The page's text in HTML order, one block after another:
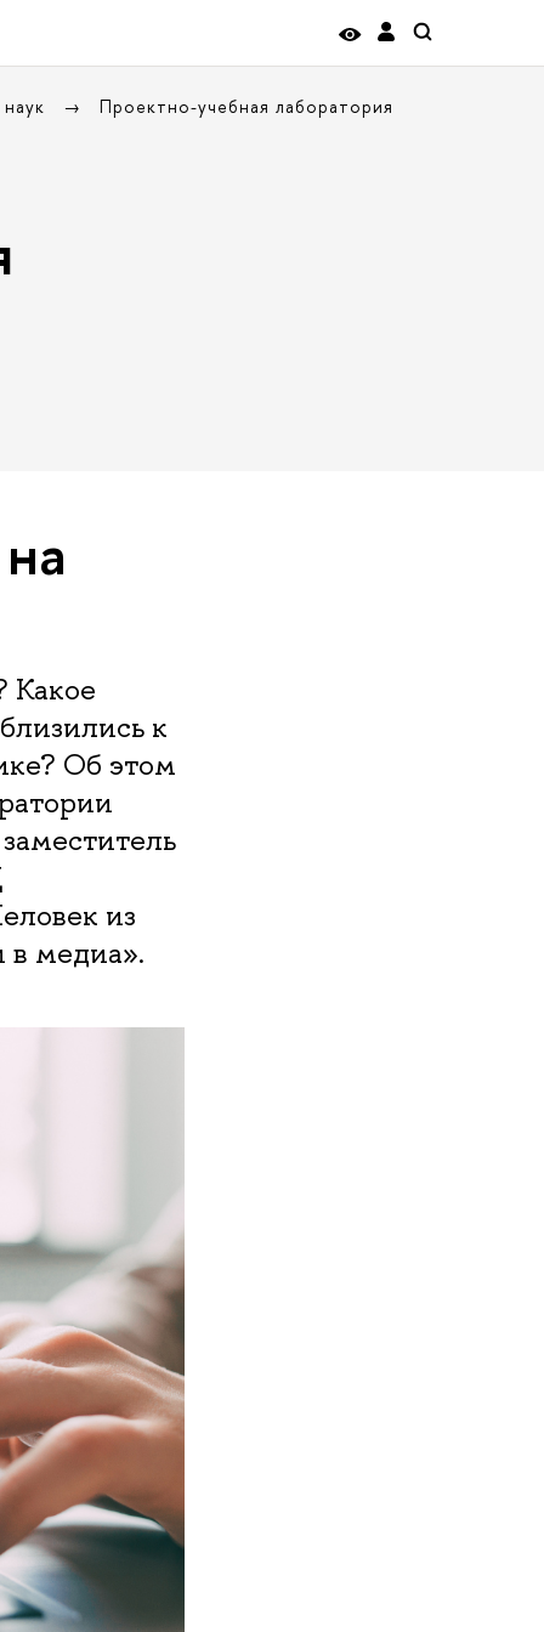
Проектно-учебная лаборатория
Какое
к
Об этом
из
в медиа».